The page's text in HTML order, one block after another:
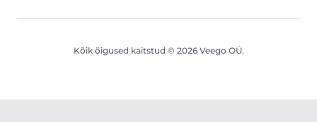
Kõik õigused kaitstud © 2026 Veego OÜ.